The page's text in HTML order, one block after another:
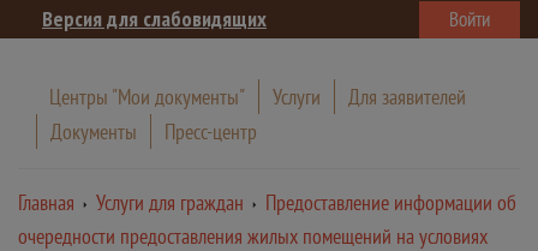
Версия для слабовидящих Войти
Центры "Мои документы" Услуги
Для заявителей
Документы
Пресс-центр
Главная Услуги для граждан
Предоставление информации об
очередности предоставления жилых помещений на условиях